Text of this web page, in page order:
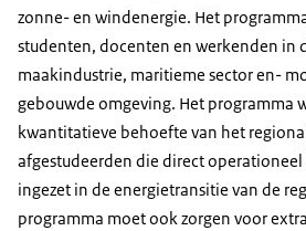
zonne- en windenergie. Het
studenten, docenten en werkenden in
maakindustrie, maritieme sector en-
gebouwde omgeving. Het programma
kwantitatieve behoefte van het
afgestudeerden die direct
ingezet in de energietransitie van de
programma moet ook zorgen voor